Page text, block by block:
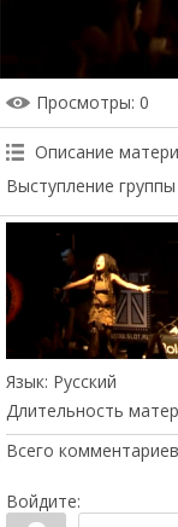
Просмотры: 0
Описание
Выступление
Язык: Русский
Длительность
Всего комментариев
Войдите: